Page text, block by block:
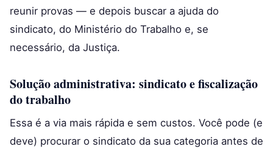
reunir provas — e depois buscar a ajuda do
sindicato, do Ministério do Trabalho e, se
necessário, da Justiça.
Solução administrativa: sindicato e fiscalização
do trabalho
Essa é a via mais rápida e sem custos. Você pode (e
deve) procurar o sindicato da sua categoria antes de